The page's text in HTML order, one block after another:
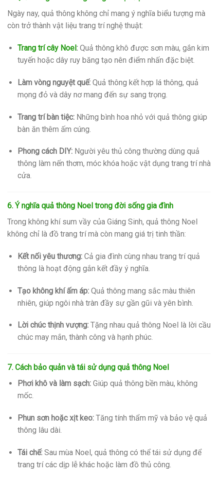
Ngày nay, quả thông không chỉ mang ý nghĩa biểu tượng mà
còn trở thành vật liệu trang trí nghệ thuật:
Trang trí cây Noel:Quả thông khô được sơn màu, gắn kim
tuyến hoặc dây ruy băng tạo nên điểm nhấn đặc biệt.
Làm vòng nguyệt quế:Quả thông kết hợp lá thông, quả
mọng đỏ và dây nơ mang đến sự sang trọng.
Trang trí bàn tiệc:Những bình hoa nhỏ với quả thông giúp
bàn ăn thêm ấm cúng.
Phong cách DIY:Người yêu thủ công thường dùng quả
thông làm nến thơm, móc khóa hoặc vật dụng trang trí nhà
cửa.
6. Ý nghĩa quả thông Noel trong đời sống gia đình
Trong không khí sum vầy của Giáng Sinh, quả thông Noel
không chỉ là đồ trang trí mà còn mang giá trị tinh thần:
Kết nối yêu thương:Cả gia đình cùng nhau trang trí quả
thông là hoạt động gắn kết đầy ý nghĩa.
Tạo không khí ấm áp:Quả thông mang sắc màu thiên
nhiên, giúp ngôi nhà tràn đầy sự gần gũi và yên bình.
Lời chúc thịnh vượng:Tặng nhau quả thông Noel là lời cầu
chúc may mắn, thành công và hạnh phúc.
7. Cách bảo quản và tái sử dụng quả thông Noel
Phơi khô và làm sạch:Giúp quả thông bền màu, không
mốc.
Phun sơn hoặc xịt keo:Tăng tính thẩm mỹ và bảo vệ quả
thông lâu dài.
Tái chế:Sau mùa Noel, quả thông có thể tái sử dụng để
trang trí các dịp lễ khác hoặc làm đồ thủ công.